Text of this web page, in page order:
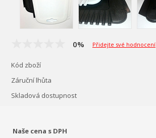
0% Přidejte své hodnocení
Kód zboží
Záruční lhůta
Skladová dostupnost
Naše cena s DPH